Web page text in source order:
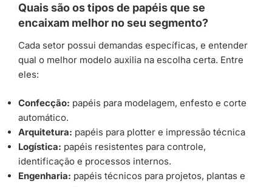
Quais são os tipos de papéis que se
encaixam melhor no seu segmento?
Cada setor possui demandas específicas, e entender
qual o melhor modelo auxilia na escolha certa. Entre
eles:
Confecção: papéis para modelagem, enfesto e corte
automático.
Arquitetura: papéis para plotter e impressão técnica
Logística: papéis resistentes para controle,
identificação e processos internos.
Engenharia: papéis técnicos para projetos, plantas e